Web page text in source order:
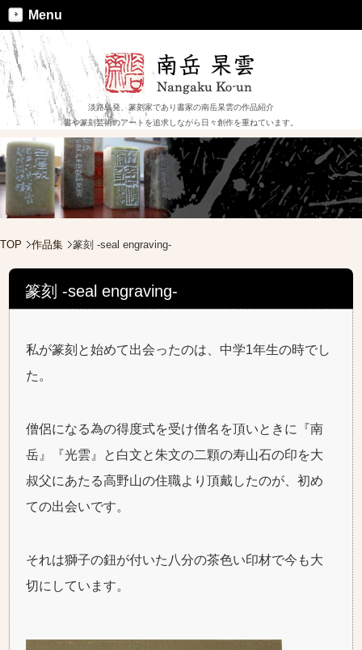
淡路島発、篆刻家であり書家の南岳杲雲の作品紹介
書や篆刻芸術のアートを追求しながら日々創作を重ねています。
Menu
TOP 作品集 篆刻 -seal engraving-
篆刻 -seal engraving-
私が篆刻と始めて出会ったのは、中学1年生の時でし
た。
僧侶になる為の得度式を受け僧名を頂いときに『南
岳』『光雲』と白文と朱文の二顆の寿山石の印を大
叔父にあたる高野山の住職より頂戴したのが、初め
ての出会いです。
それは獅子の鈕が付いた八分の茶色い印材で今も大
切にしています。